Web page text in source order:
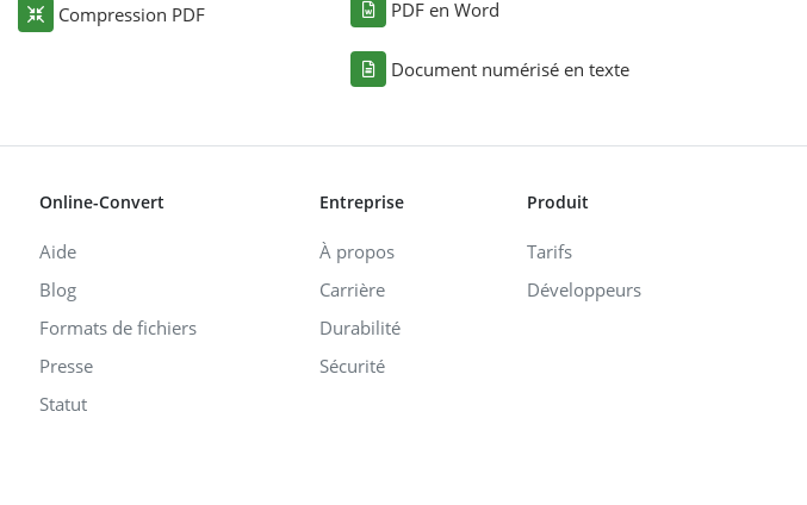
Compression PDF PDF en Word
Document numérisé en texte
Online-Convert
Aide
Blog
Formats de fichiers
Presse
Statut
Entreprise
À propos
Carrière
Durabilité
Sécurité
Produit
Tarifs
Développeurs